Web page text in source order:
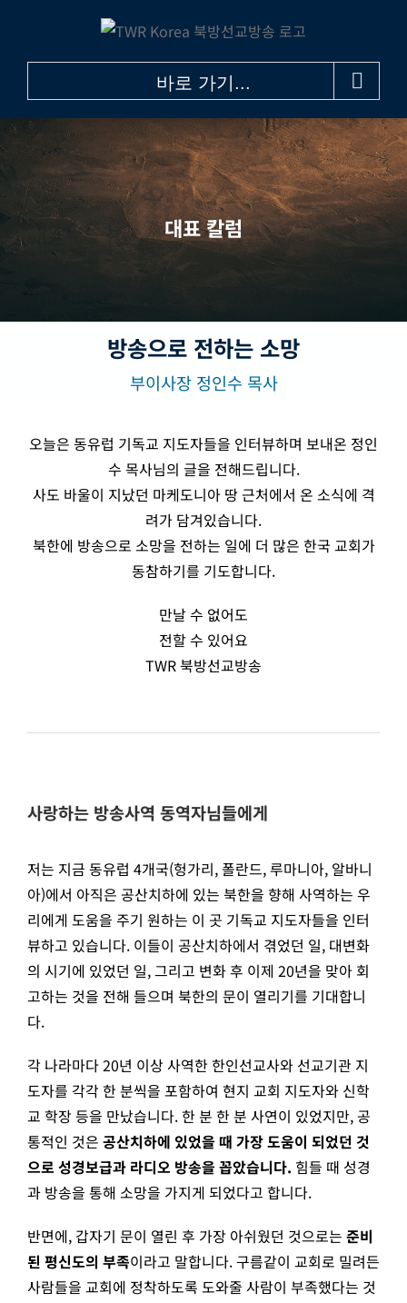
건
너
바로 가기...
대표 칼럼
방송으로 전하는 소망
부이사장 정인수 목사
오늘은 동유럽 기독교 지도자들을 인터뷰하며 보내온 정인
수 목사님의 글을 전해드립니다.
사도 바울이 지났던 마케도니아 땅 근처에서 온 소식에 격
려가 담겨있습니다.
북한에 방송으로 소망을 전하는 일에 더 많은 한국 교회가
동참하기를 기도합니다.
만날 수 없어도
전할 수 있어요
TWR 북방선교방송
사랑하는 방송사역 동역자님들에게
저는 지금 동유럽 4개국(헝가리, 폴란드, 루마니아, 알바니
아)에서 아직은 공산치하에 있는 북한을 향해 사역하는 우
리에게 도움을 주기 원하는 이 곳 기독교 지도자들을 인터
뷰하고 있습니다. 이들이 공산치하에서 겪었던 일, 대변화
의 시기에 있었던 일, 그리고 변화 후 이제 20년을 맞아 회
고하는 것을 전해 들으며 북한의 문이 열리기를 기대합니
다.
각 나라마다 20년 이상 사역한 한인선교사와 선교기관 지
도자를 각각 한 분씩을 포함하여 현지 교회 지도자와 신학
교 학장 등을 만났습니다. 한 분 한 분 사연이 있었지만, 공
통적인 것은 공산치하에 있었을 때 가장 도움이 되었던 것
으로 성경보급과 라디오 방송을 꼽았습니다. 힘들 때 성경
과 방송을 통해 소망을 가지게 되었다고 합니다.
반면에, 갑자기 문이 열린 후 가장 아쉬웠던 것으로는 준비
된 평신도의 부족이라고 말합니다. 구름같이 교회로 밀려든
사람들을 교회에 정착하도록 도와줄 사람이 부족했다는 것